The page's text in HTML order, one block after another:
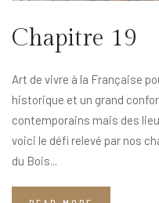
Chapitre 19
Art de vivre à la Française
historique et un grand
contemporains mais des
voici le défi relevé par nos
du Bois...